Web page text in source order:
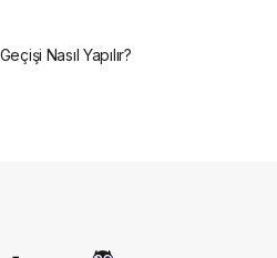
Nasıl Yapılır?